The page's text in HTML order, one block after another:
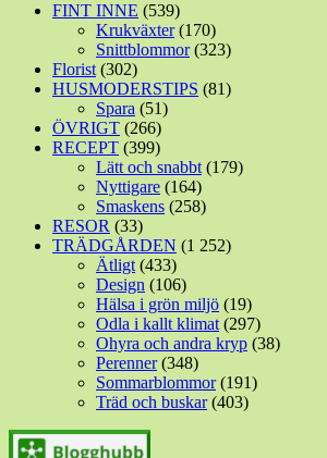
FINT INNE (539)
Krukväxter(170)
Snittblommor(323)
Florist (302)
HUSMODERSTIPS (81)
Spara (51)
ÖVRIGT (266)
RECEPT (399)
Lätt och snabbt (179)
Nyttigare (164)
Smaskens (258)
RESOR (33)
TRÄDGÅRDEN (1 252)
Ätligt (433)
Design (106)
Hälsa i grön miljö (19)
Odla i kallt klimat (297)
Ohyra och andra kryp (38)
Perenner(348)
Sommarblommor(191)
Träd och buskar(403)